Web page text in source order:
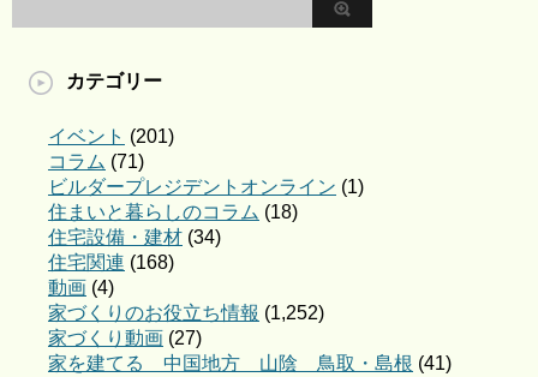
カテゴリー
イベント (201)
コラム (71)
ビルダープレジデントオンライン (1)
住まいと暮らしのコラム (18)
住宅設備・建材 (34)
住宅関連 (168)
動画 (4)
家づくりのお役立ち情報 (1,252)
家づくり動画 (27)
家を建てる 中国地方 山陰 鳥取・島根 (41)